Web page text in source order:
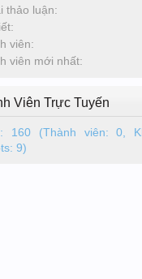
thảo luận:
viên:
viên mới nhất:
Viên Trực Tuyến
160 (Thành viên: 0,
9)